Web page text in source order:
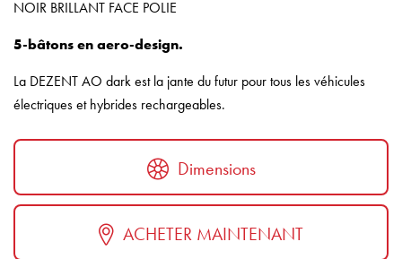
NOIR BRILLANT FACE POLIE
5-bâtons en aero-design.
La DEZENT AO dark est la jante du futur pour tous les véhicules
électriques et hybrides rechargeables.
Dimensions
ACHETER MAINTENANT